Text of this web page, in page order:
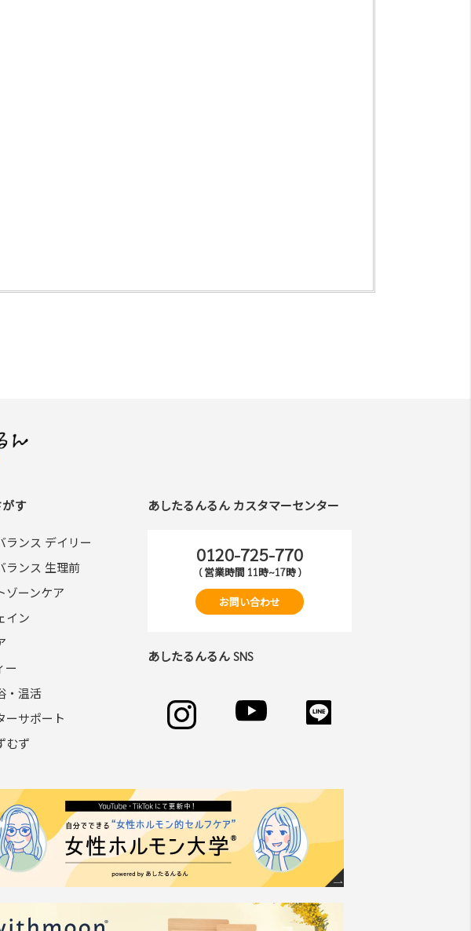
がす
ランス デイリー
ランス 生理前
ゾーンケア
イン
ー
・温活
ーサポート
むず
あしたるんるん カスタマーセンター
0120-725-770
( 営業時間 11時~17時 )
お問い合わせ
あしたるんるん SNS